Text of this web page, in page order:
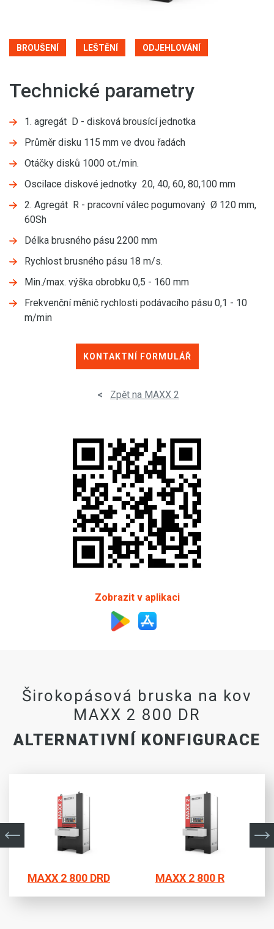
BROUŠENÍ LEŠTĚNÍ ODJEHLOVÁNÍ
Technické parametry
1. agregát D - disková brousící jednotka
Průměr disku 115 mm ve dvou řadách
Otáčky disků 1000 ot./min.
Oscilace diskové jednotky 20, 40, 60, 80,100 mm
2. Agregát R - pracovní válec pogumovaný Ø 120 mm,
60Sh
Délka brusného pásu 2200 mm
Rychlost brusného pásu 18 m/s.
Min./max. výška obrobku 0,5 - 160 mm
Frekvenční měnič rychlosti podávacího pásu 0,1 - 10
m/min
KONTAKTNÍ FORMULÁŘ
< Zpět na MAXX 2
Zobrazit v aplikaci
Širokopásová bruska na kov
MAXX 2 800 DR
ALTERNATIVNÍ KONFIGURACE
MAXX 2 800 DRD MAXX 2 800 R